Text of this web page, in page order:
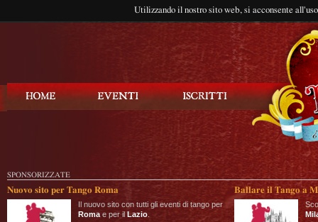
Utilizzando il nostro sito web, si acconsente
SPONSORIZZATE
Nuovo sito per Tango Roma
Il nuovo sito con tutti gli eventi di tango per
Roma e per il Lazio
Ballare il Tango a